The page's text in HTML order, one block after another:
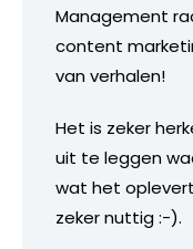
Management
content
van verhalen!
Het is zeker
uit te leggen
wat het
zeker nuttig :-).